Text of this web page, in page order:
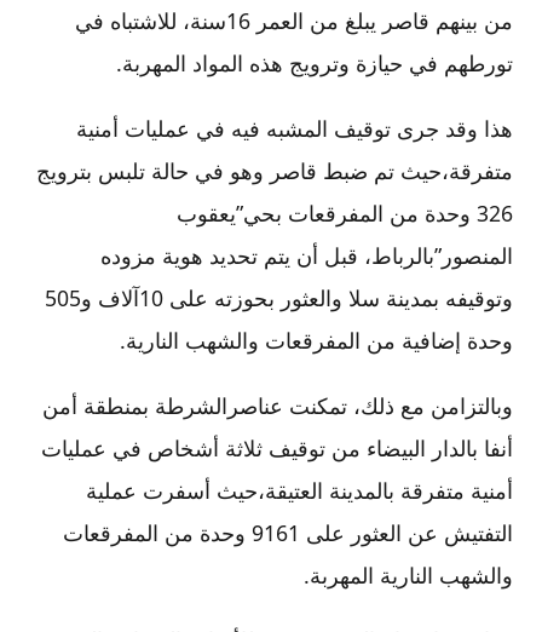
من بينهم قاصر يبلغ من العمر 16سنة، للاشتباه في
تورطهم في حيازة وترويج هذه المواد المهربة.
هذا وقد جرى توقيف المشبه فيه في عمليات أمنية
متفرقة،حيث تم ضبط قاصر وهو في حالة تلبس بترويج
326 وحدة من المفرقعات بحي”يعقوب
المنصور”بالرباط، قبل أن يتم تحديد هوية مزوده
وتوقيفه بمدينة سلا والعثور بحوزته على 10آلاف و505
وحدة إضافية من المفرقعات والشهب النارية.
وبالتزامن مع ذلك، تمكنت عناصرالشرطة بمنطقة أمن
أنفا بالدار البيضاء من توقيف ثلاثة أشخاص في عمليات
أمنية متفرقة بالمدينة العتيقة،حيث أسفرت عملية
التفتيش عن العثور على 9161 وحدة من المفرقعات
والشهب النارية المهربة.